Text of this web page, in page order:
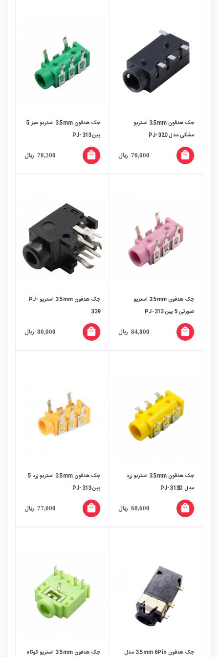
جک هدفون 3.5mm استریو
مشکی مدل PJ-320
70,000 ریال local_mall
جک هدفون 3.5mm استریو سبز 5
پین PJ-313
78,200 ریال local_mall
جک هدفون 3.5mm استریو
صورتی 5 پین PJ-313
84,800 ریال local_mall
جک هدفون 3.5mm استریو PJ-
339
80,000 ریال local_mall
جک هدفون 3.5mm استریو زرد
مدل PJ-313D
68,600 ریال local_mall
جک هدفون 3.5mm استریو زرد 5
پین PJ-313
77,000 ریال local_mall
جک هدفون 3.5mm 6Pin مدل
جک هدفون 3.5mm استریو کوتاه